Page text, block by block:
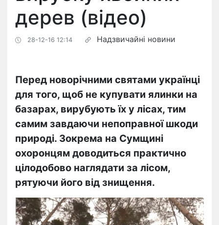
дерев (відео)
28-12-16 12:14 Надзвичайні новини
Перед новорічними святами українці
для того, щоб не купувати ялинки на
базарах, вирубують їх у лісах, тим
самим завдаючи непоправної шкоди
природі. Зокрема на Сумщині
охоронцям доводиться практично
цілодобово наглядати за лісом,
рятуючи його від знищення.